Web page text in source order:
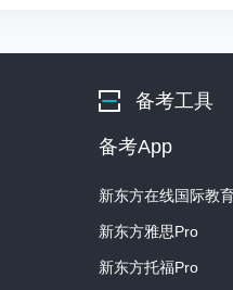
备考工具
备考App
新东方在线国际教
新东方雅思Pro
新东方托福Pro